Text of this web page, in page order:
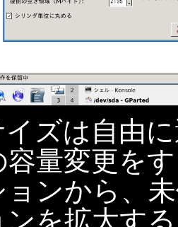
ズは自由
容量変更を
ンから、
ンを拡大す